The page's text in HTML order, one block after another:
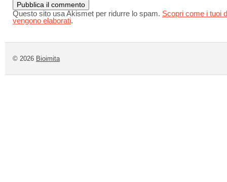
Questo sito usa Akismet per ridurre lo spam. Scopri come i tuoi
vengono elaborati.
© 2026 Bioimita